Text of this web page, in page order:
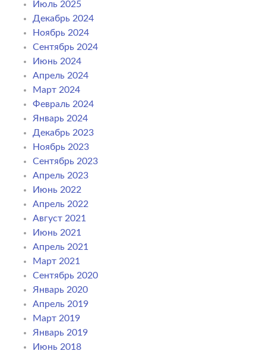
Июль 2025
Декабрь 2024
Ноябрь 2024
Сентябрь 2024
Июнь 2024
Апрель 2024
Март 2024
Февраль 2024
Январь 2024
Декабрь 2023
Ноябрь 2023
Сентябрь 2023
Апрель 2023
Июнь 2022
Апрель 2022
Август 2021
Июнь 2021
Апрель 2021
Март 2021
Сентябрь 2020
Январь 2020
Апрель 2019
Март 2019
Январь 2019
Июнь 2018